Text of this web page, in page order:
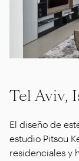
Tel Aviv,
El diseño de
estudio Pitsou
residenciales y